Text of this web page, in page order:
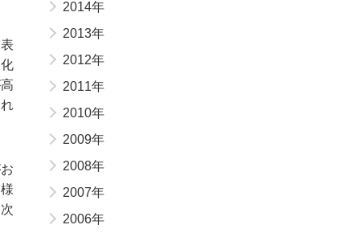
2014年
2013年
2012年
2011年
2010年
2009年
2008年
2007年
2006年